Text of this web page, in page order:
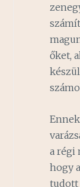
őket,
a régi
hogy
tudott